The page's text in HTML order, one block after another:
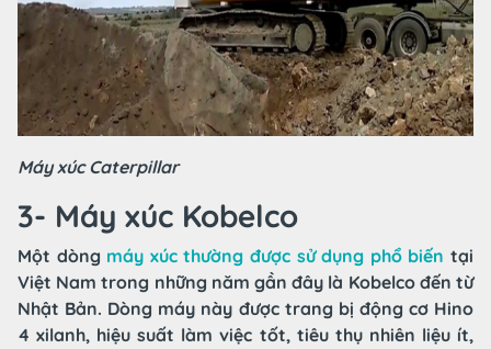
Máy xúc Caterpillar
3- Máy xúc Kobelco
Một dòng máy xúc thường được sử dụng phổ biến tại
Việt Nam trong những năm gần đây là Kobelco đến từ
Nhật Bản. Dòng máy này được trang bị động cơ Hino
4 xilanh, hiệu suất làm việc tốt, tiêu thụ nhiên liệu ít,